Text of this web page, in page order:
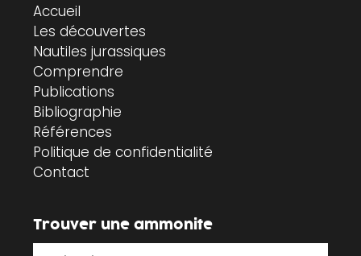
Accueil
Les découvertes
Nautiles jurassiques
Comprendre
Publications
Bibliographie
Références
Politique de confidentialité
Contact
Trouver une ammonite